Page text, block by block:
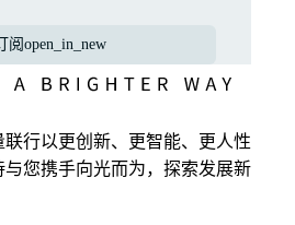
阅 open_in_new
行以更创新、更智能、更人性
您携手向光而为，探索发展新